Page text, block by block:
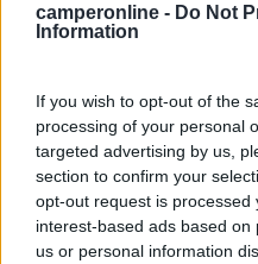
camperonline - Do Not
Information
If you wish to opt-out of the
processing of your personal
targeted advertising by us,
section to confirm your
opt-out request is processed
interest-based ads based
us or personal information
Accoglienza Posizione
Freccia del ...